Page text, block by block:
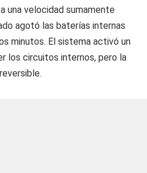
una velocidad sumamente
agotó las baterías internas
minutos. El sistema activó un
los circuitos internos, pero la